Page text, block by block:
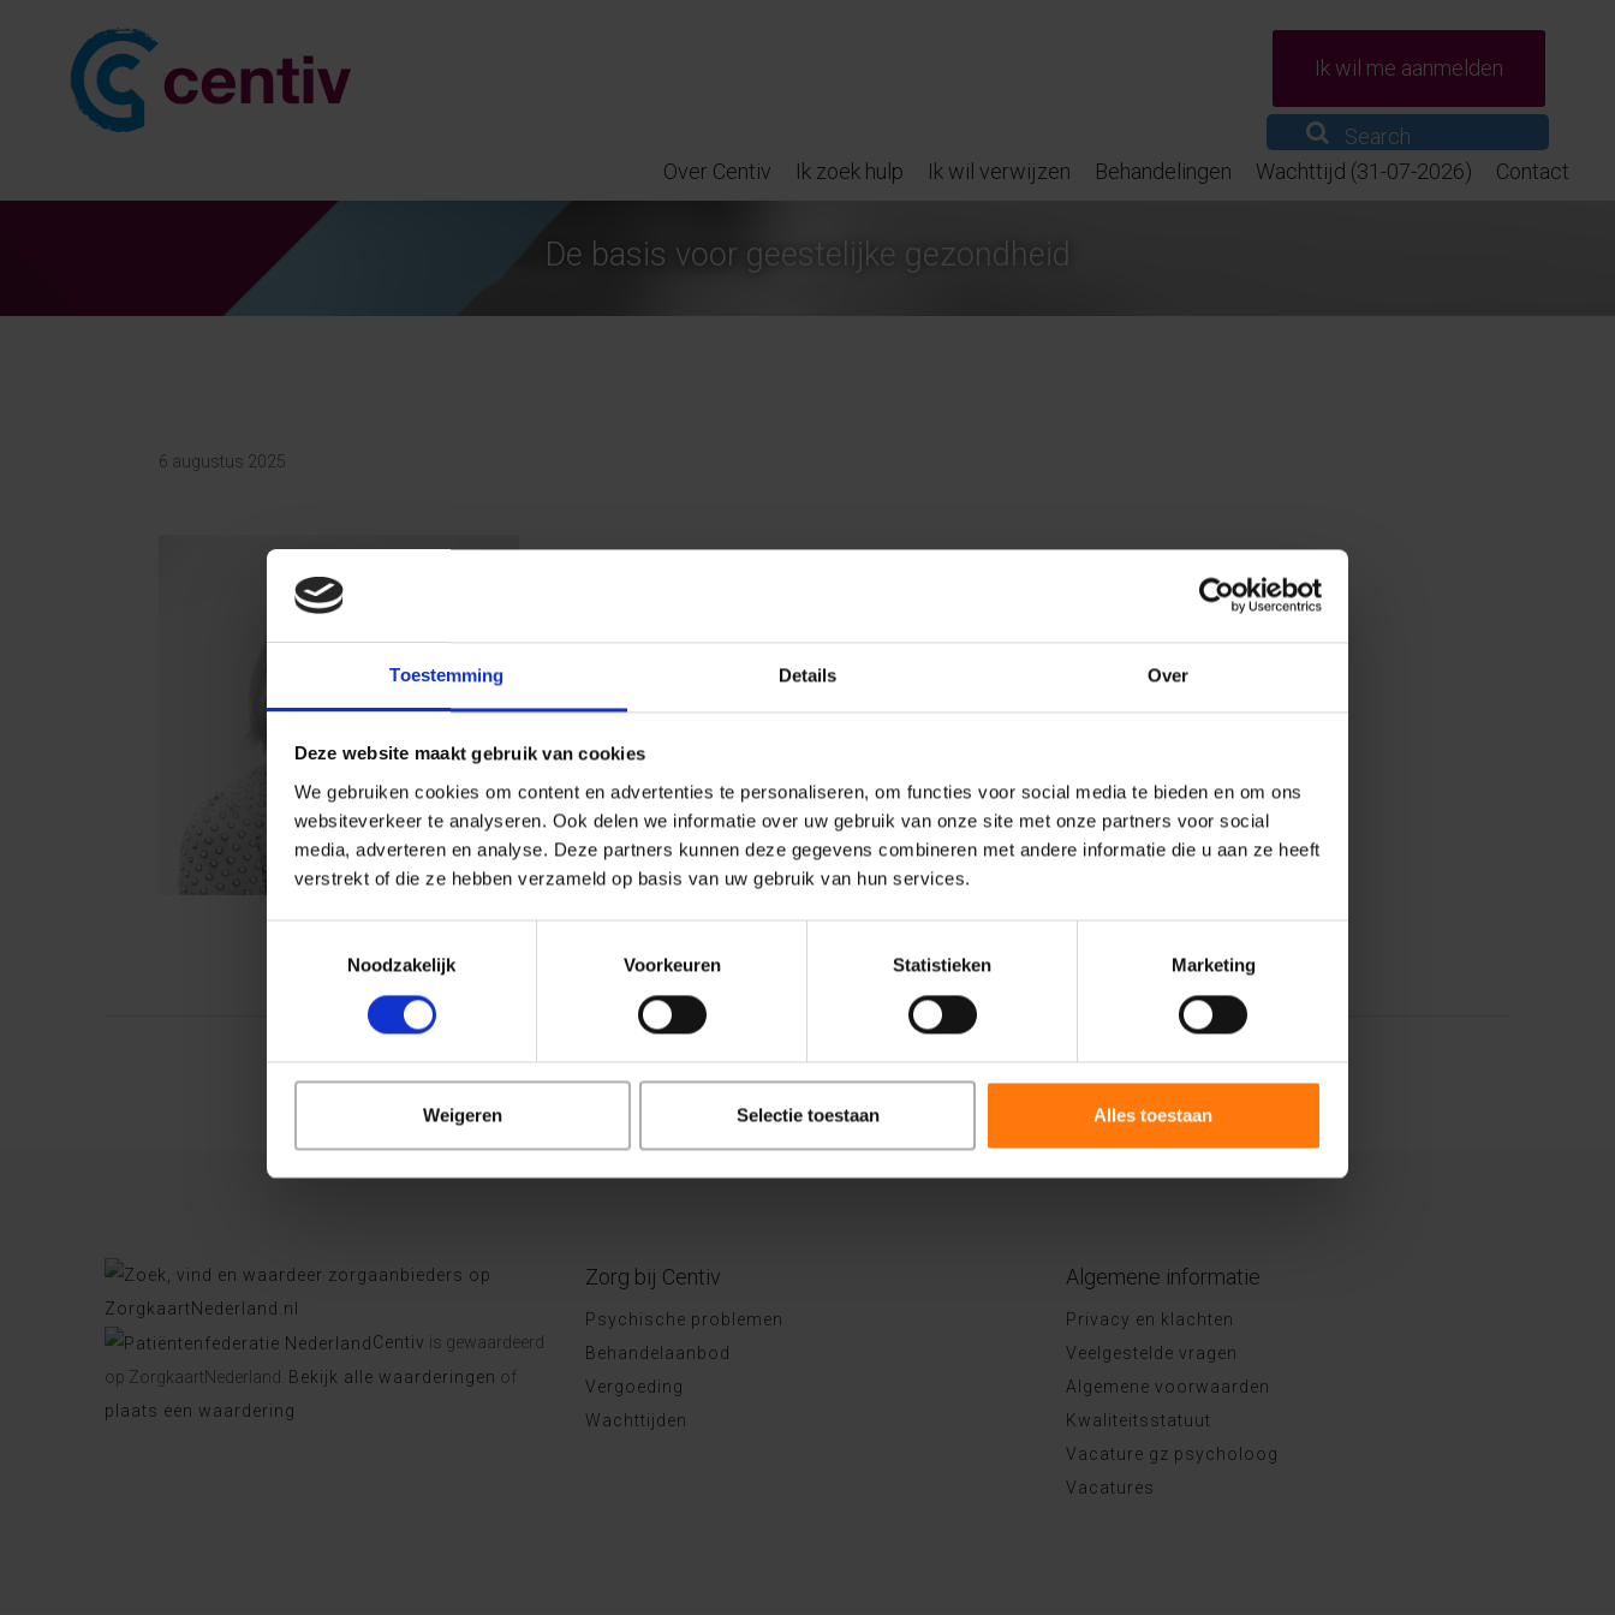
Toestemming Details Over
Deze website maakt gebruik van cookies
We gebruiken cookies om content en advertenties te personaliseren, om functies voor social media te bieden en om ons
websiteverkeer te analyseren. Ook delen we informatie over uw gebruik van onze site met onze partners voor social
media, adverteren en analyse. Deze partners kunnen deze gegevens combineren met andere informatie die u aan ze heeft
verstrekt of die ze hebben verzameld op basis van uw gebruik van hun services.
Noodzakelijk
Voorkeuren Statistieken Marketing
Weigeren Selectie toestaan Alles toestaan
Ik wil me aanmelden
Over Centiv Ik zoek hulp Ik wil verwijzen Behandelingen Wachttijd (31-07-2026) Contact
De basis voor geestelijke gezondheid
6 augustus 2025
Centiv is gewaardeerd
op ZorgkaartNederland.
Bekijk alle waarderingen of
plaats een waardering
Zorg bij Centiv
Psychische problemen
Behandelaanbod
Vergoeding
Wachttijden
Algemene informatie
Privacy en klachten
Veelgestelde vragen
Algemene voorwaarden
Kwaliteitsstatuut
Vacature gz psycholoog
Vacatures